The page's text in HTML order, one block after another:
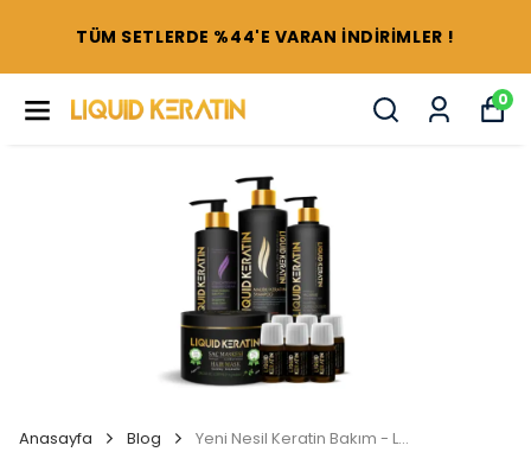
TÜM SETLERDE %44'E VARAN İNDİRİMLER !
0
Anasayfa Blog Yeni Nesil Keratin Bakım - Liquid Keratin